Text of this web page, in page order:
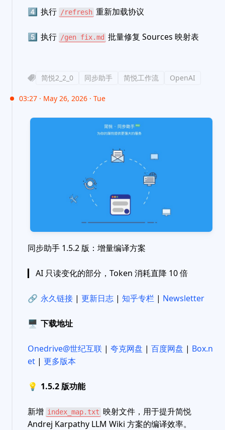
4️⃣ 执行 /refresh 重新加载协议
5️⃣ 执行 /gen fix.md 批量修复 Sources 映射表
简悦2_2_0 同步助手 简悦工作流 OpenAI
03:27 · May 26, 2026 · Tue
同步助手 1.5.2 版：增量编译方案
▎ AI 只读变化的部分，Token 消耗直降 10 倍
🔗 永久链接 | 更新日志 | 知乎专栏 | Newsletter
🖥 下载地址
Onedrive@世纪互联 | 夸克网盘 | 百度网盘 | Box.n
et | 更多版本
💡 1.5.2 版功能
新增 index_map.txt 映射文件，用于提升简悦
Andrej Karpathy LLM Wiki 方案的编译效率。